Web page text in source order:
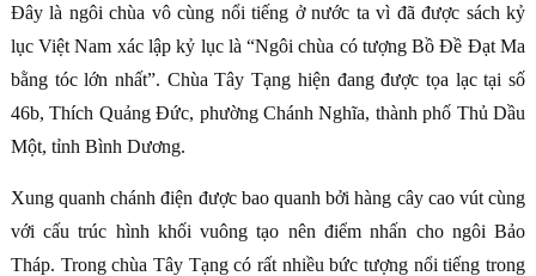
Đây là ngôi chùa vô cùng nổi tiếng ở nước ta vì đã được sách kỷ
lục Việt Nam xác lập kỷ lục là “Ngôi chùa có tượng Bồ Đề Đạt Ma
bằng tóc lớn nhất”. Chùa Tây Tạng hiện đang được tọa lạc tại số
46b, Thích Quảng Đức, phường Chánh Nghĩa, thành phố Thủ Dầu
Một, tỉnh Bình Dương.
Xung quanh chánh điện được bao quanh bởi hàng cây cao vút cùng
với cấu trúc hình khối vuông tạo nên điểm nhấn cho ngôi Bảo
Tháp. Trong chùa Tây Tạng có rất nhiều bức tượng nổi tiếng trong